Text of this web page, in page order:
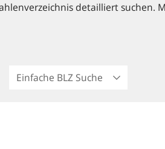
detailliert suchen.